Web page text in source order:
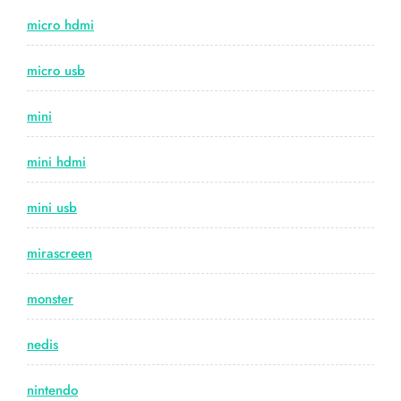
micro hdmi
micro usb
mini
mini hdmi
mini usb
mirascreen
monster
nedis
nintendo